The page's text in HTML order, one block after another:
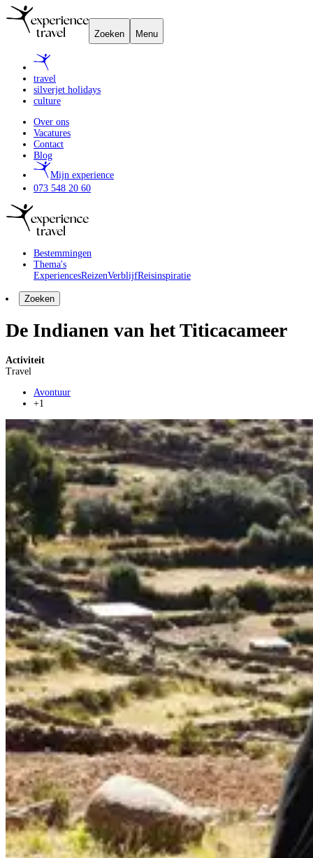
Zoeken Menu
travel
silverjet holidays
culture
Over ons
Vacatures
Contact
Blog
Mijn experience
073 548 20 60
Bestemmingen
Thema's
ExperiencesReizenVerblijfReisinspiratie
Zoeken
De Indianen van het Titicacameer
Activiteit
Travel
Avontuur
+1